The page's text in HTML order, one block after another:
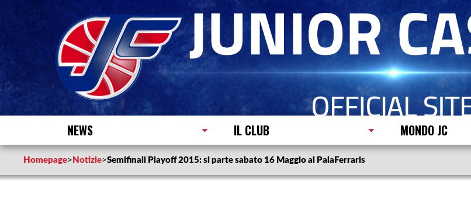
NEWS IL CLUB MONDO JC
Homepage> Notizie>Semifinali Playoff 2015: si parte sabato 16 Maggio al PalaFerraris